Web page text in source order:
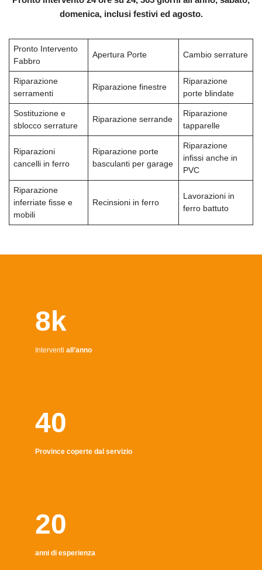
domenica, inclusi festivi ed agosto.
Pronto Intervento
Fabbro
Apertura Porte Cambio serrature
Riparazione
serramenti
Riparazione finestre
Riparazione
porte blindate
Sostituzione e
sblocco serrature
Riparazione serrande
Riparazione
tapparelle
Riparazioni
cancelli in ferro
Riparazione porte
basculanti per garage
Riparazione
infissi anche in
PVC
Riparazione
inferriate fisse e
mobili
Recinsioni in ferro
Lavorazioni in
ferro battuto
8k
Interventi all’anno
40
Province coperte dal servizio
20
anni di esperienza